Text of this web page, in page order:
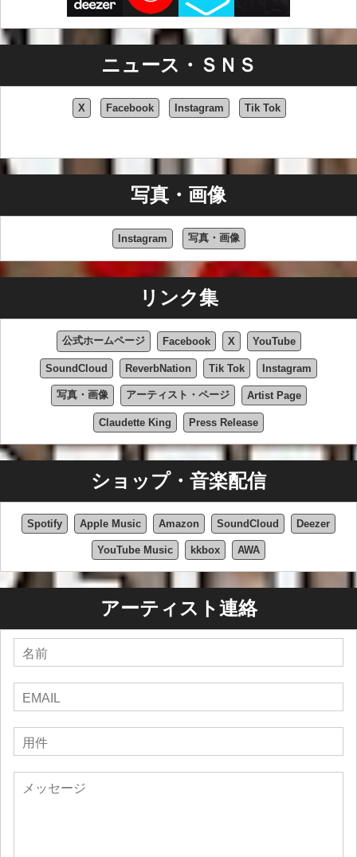
ニュース・ＳＮＳ
X Facebook Instagram Tik Tok
写真・画像
Instagram 写真・画像
リンク集
公式ホームページ Facebook X YouTube
SoundCloud ReverbNation Tik Tok Instagram
写真・画像 アーティスト・ページ Artist Page
Claudette King Press Release
ショップ・音楽配信
Spotify Apple Music Amazon SoundCloud Deezer
YouTube Music kkbox AWA
アーティスト連絡